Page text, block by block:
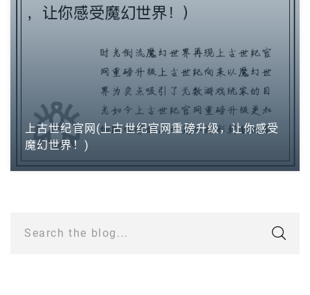
上古世纪官网(上古世纪官网重磅升级，让你感受
魔幻世界！)
Search the blog...